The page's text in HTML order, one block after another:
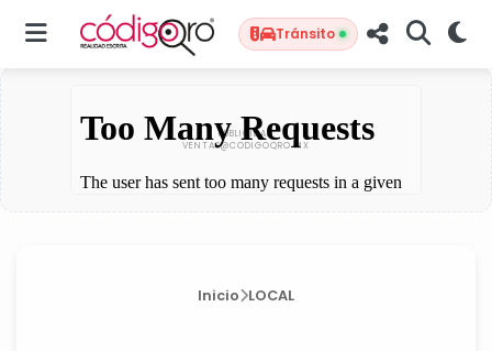
Tránsito
Inicio LOCAL